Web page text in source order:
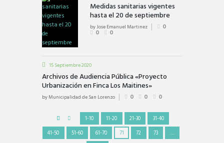
Medidas sanitarias vigentes
hasta el 20 de septiembre
byJose Emanuel Martinez
0
0
0
15 Septiembre 2020
Archivos de Audiencia Pública «Proyecto
Urbanización en Finca Los Maitines»
byMunicipalidad de San Lorenzo 0 0 0
1-10 11-20 21-30
31-40
41-50
51-60 61-70 71 72 73
…